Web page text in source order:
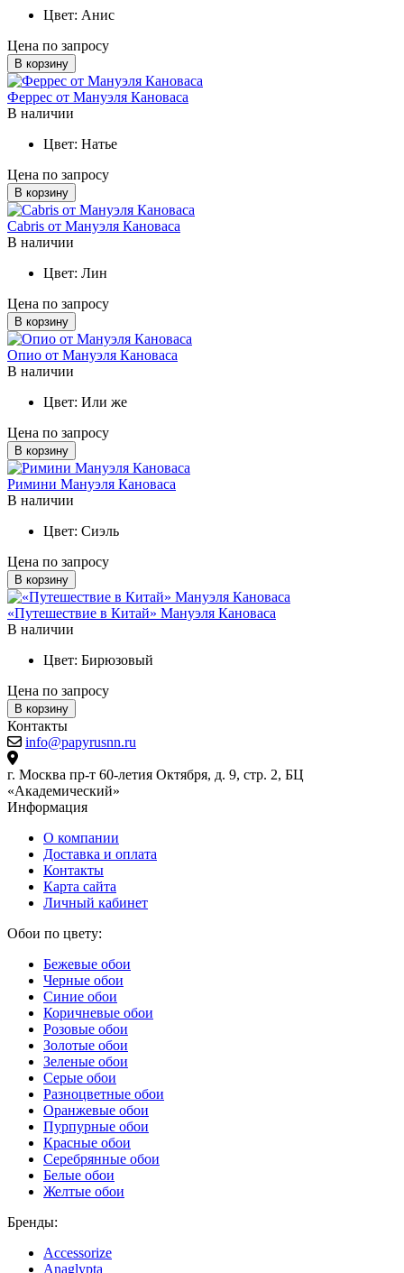
Цвет: Анис
Цена по запросу
В корзину
Феррес от Мануэля Кановаса
В наличии
Цвет: Натье
Цена по запросу
В корзину
Cabris от Мануэля Кановаса
В наличии
Цвет: Лин
Цена по запросу
В корзину
Опио от Мануэля Кановаса
В наличии
Цвет: Или же
Цена по запросу
В корзину
Римини Мануэля Кановаса
В наличии
Цвет: Сиэль
Цена по запросу
В корзину
«Путешествие в Китай» Мануэля Кановаса
В наличии
Цвет: Бирюзовый
Цена по запросу
В корзину
Контакты
info@papyrusnn.ru
г. Москва пр-т 60-летия Октября, д. 9, стр. 2, БЦ
«Академический»
Информация
О компании
Доставка и оплата
Контакты
Карта сайта
Личный кабинет
Обои по цвету:
Бежевые обои
Черные обои
Синие обои
Коричневые обои
Розовые обои
Золотые обои
Зеленые обои
Серые обои
Разноцветные обои
Оранжевые обои
Пурпурные обои
Красные обои
Серебрянные обои
Белые обои
Желтые обои
Бренды:
Accessorize
Anaglypta